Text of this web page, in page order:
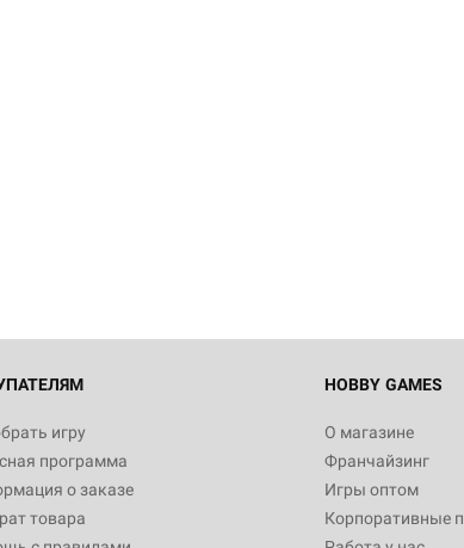
игру
программа
о заказе
товара
HOBBY GAMES
О магазине
Франчайзинг
Игры оптом
Корпоративные